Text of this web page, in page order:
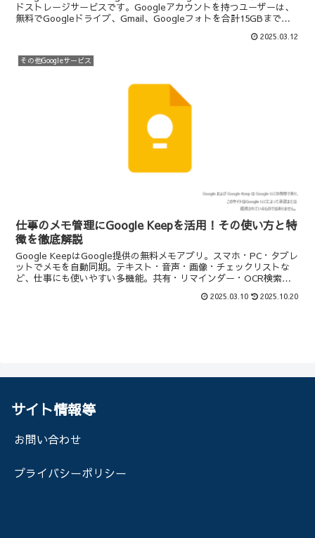
ドストレージサービスです。Googleアカウントを持つユーザーは、
無料でGoogleドライブ、Gmail、Googleフォトを合計15GBまで利
2025.03.12
その他Googleサービス
仕事のメモ管理にGoogle Keepを活用！その使い方と特
徴を徹底解説
Google KeepはGoogle提供の無料メモアプリ。スマホ・PC・タブレ
ットでメモを自動同期。テキスト・音声・画像・チェックリストな
ど、仕事にも使いやすい多機能。共有・リマインダー・OCR検索を
2025.03.10 2025.10.20
サイト情報等
お問い合わせ
プライバシーポリシー